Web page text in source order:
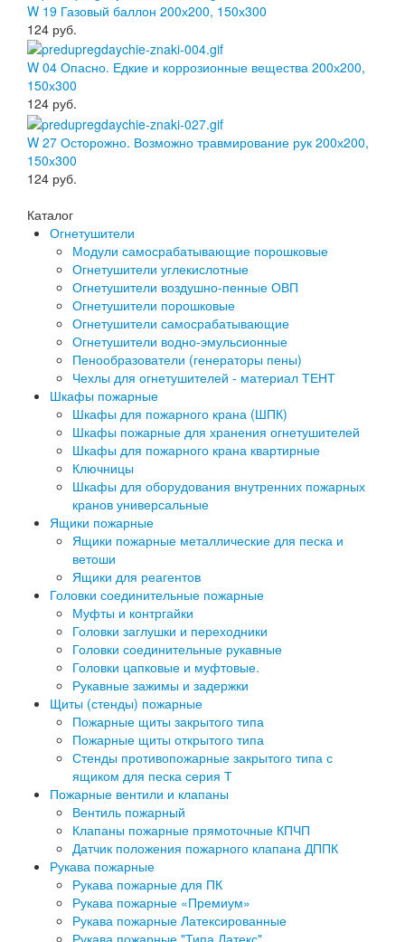
W 19 Газовый баллон 200х200, 150х300
124 руб.
W 04 Опасно. Едкие и коррозионные вещества 200х200,
150х300
124 руб.
W 27 Осторожно. Возможно травмирование рук 200х200,
150х300
124 руб.
Каталог
Огнетушители
Модули самосрабатывающие порошковые
Огнетушители углекислотные
Огнетушители воздушно-пенные ОВП
Огнетушители порошковые
Огнетушители самосрабатывающие
Огнетушители водно-эмульсионные
Пенообразователи (генераторы пены)
Чехлы для огнетушителей - материал ТЕНТ
Шкафы пожарные
Шкафы для пожарного крана (ШПК)
Шкафы пожарные для хранения огнетушителей
Шкафы для пожарного крана квартирные
Ключницы
Шкафы для оборудования внутренних пожарных
кранов универсальные
Ящики пожарные
Ящики пожарные металлические для песка и
ветоши
Ящики для реагентов
Головки соединительные пожарные
Муфты и контргайки
Головки заглушки и переходники
Головки соединительные рукавные
Головки цапковые и муфтовые.
Рукавные зажимы и задержки
Щиты (стенды) пожарные
Пожарные щиты закрытого типа
Пожарные щиты открытого типа
Стенды противопожарные закрытого типа с
ящиком для песка серия Т
Пожарные вентили и клапаны
Вентиль пожарный
Клапаны пожарные прямоточные КПЧП
Датчик положения пожарного клапана ДППК
Рукава пожарные
Рукава пожарные для ПК
Рукава пожарные «Премиум»
Рукава пожарные Латексированные
Рукава пожарные "Типа Латекс"